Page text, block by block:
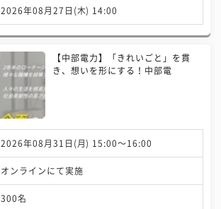
2026年08月27日(木) 14:00
【中部電力】「きれいごと」を貫
き、想いを形にする！中部電
2026年08月31日(月) 15:00〜16:00
オンラインにて実施
300名